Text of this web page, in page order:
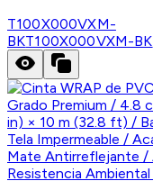
T100X000VXM-
BKT100X000VXM-BK